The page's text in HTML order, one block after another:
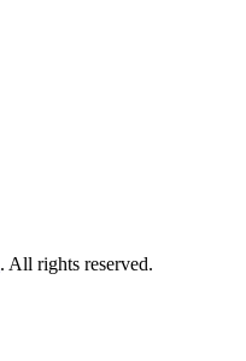
. All rights reserved.